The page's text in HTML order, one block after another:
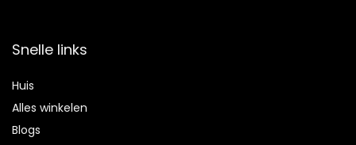
Snelle links
Huis
Alles winkelen
Blogs